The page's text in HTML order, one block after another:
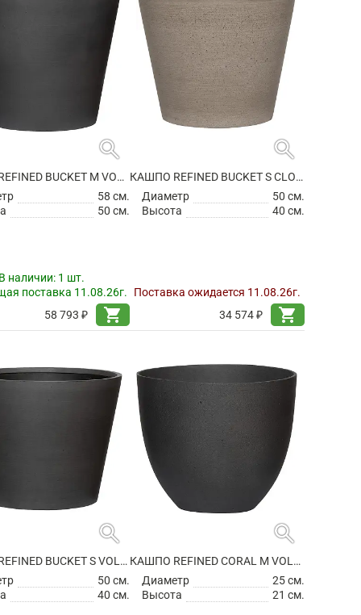
search
КАШПО REFINED BUCKET M VOLCANO BLACK
58 см.
50 см.
наличии: 1 шт.
поставка 11.08.26г.
58 793 ₽
shopping_cart
search
КАШПО REFINED BUCKET S CLOUDED GREY
Диаметр
50 см.
Высота
40 см.
Поставка ожидается 11.08.26г.
34 574 ₽
shopping_cart
search
КАШПО REFINED BUCKET S VOLCANO BLACK
50 см.
40 см.
search
КАШПО REFINED CORAL M VOLCANO BLACK
Диаметр
25 см.
Высота
21 см.